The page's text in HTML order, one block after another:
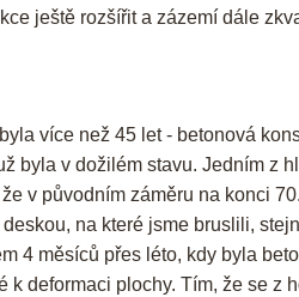
ještě rozšířit a zázemí dále
více než 45 let - betonová
byla v dožilém stavu. Jedním z
v původním záměru na konci
na které jsme bruslili,
4 měsíců přes léto, kdy byla
deformaci plochy. Tím, že se z